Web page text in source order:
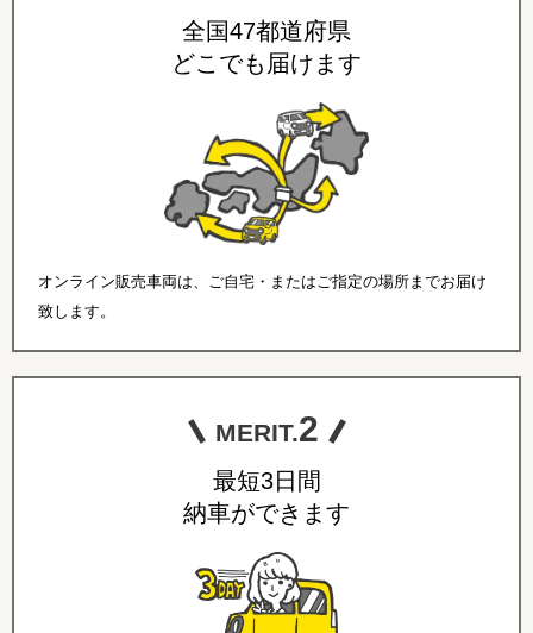
全国47都道府県
どこでも届けます
オンライン販売車両は、ご自宅・またはご指定の場所までお届け
致します。
MERIT.2
最短3日間
納車ができます